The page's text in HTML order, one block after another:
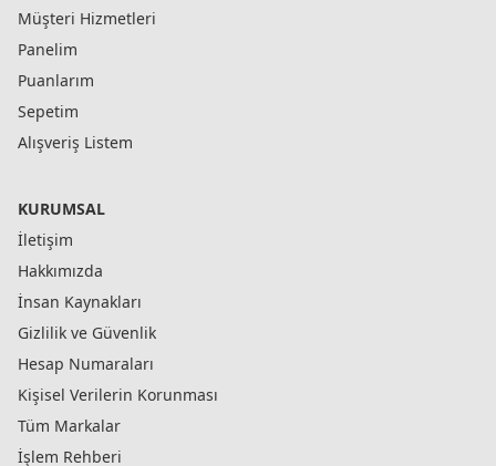
Müşteri Hizmetleri
Panelim
Puanlarım
Sepetim
Alışveriş Listem
KURUMSAL
İletişim
Hakkımızda
İnsan Kaynakları
Gizlilik ve Güvenlik
Hesap Numaraları
Kişisel Verilerin Korunması
Tüm Markalar
İşlem Rehberi